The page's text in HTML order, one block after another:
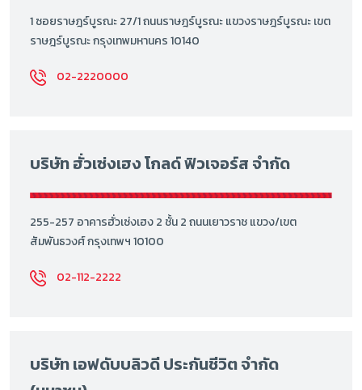
1 ซอยราษฎร์บูรณะ 27/1 ถนนราษฎร์บูรณะ แขวงราษฎร์บูรณะ เขต
ราษฎร์บูรณะ กรุงเทพมหานคร 10140
02-2220000
บริษัท ฮั่วเซ่งเฮง โกลด์ ฟิวเจอร์ส จำกัด
255-257 อาคารฮั่วเซ่งเฮง 2 ชั้น 2 ถนนเยาวราช แขวง/เขต
สัมพันธวงศ์ กรุงเทพฯ 10100
02-112-2222
บริษัท เอฟดับบลิวดี ประกันชีวิต จำกัด